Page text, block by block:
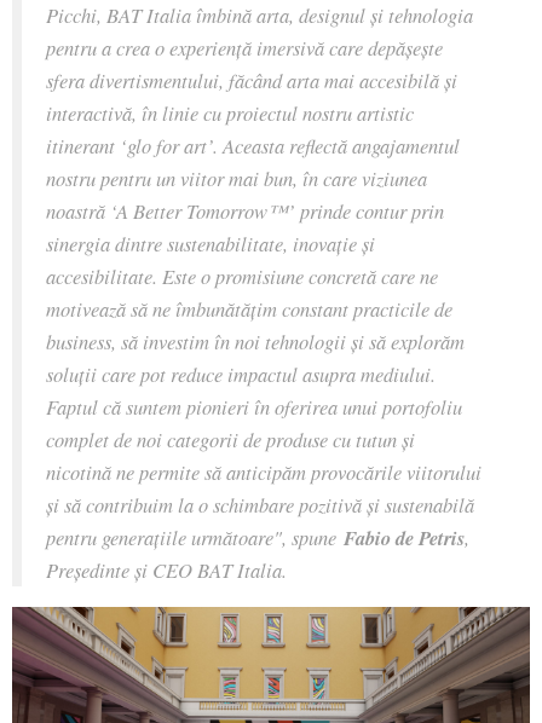
Picchi, BAT Italia îmbină arta, designul și tehnologia
pentru a crea o experiență imersivă care depășește
sfera divertismentului, făcând arta mai accesibilă și
interactivă, în linie cu proiectul nostru artistic
itinerant ‘glo for art’. Aceasta reflectă angajamentul
nostru pentru un viitor mai bun, în care viziunea
noastră ‘A Better Tomorrow™’ prinde contur prin
sinergia dintre sustenabilitate, inovație și
accesibilitate. Este o promisiune concretă care ne
motivează să ne îmbunătățim constant practicile de
business, să investim în noi tehnologii și să explorăm
soluții care pot reduce impactul asupra mediului.
Faptul că suntem pionieri în oferirea unui portofoliu
complet de noi categorii de produse cu tutun și
nicotină ne permite să anticipăm provocările viitorului
și să contribuim la o schimbare pozitivă și sustenabilă
pentru generațiile următoare", spune Fabio de Petris,
Președinte și CEO BAT Italia.